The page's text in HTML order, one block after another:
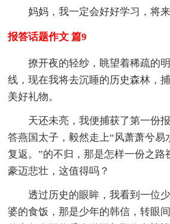
妈妈，我一定会好好学习，将来
报答话题作文 篇9
撩开夜的轻纱，眺望着稀疏的明
线，现在我将去沉睡的历史森林，
美好礼物。
天还未亮，我便捕获了第一份报
答燕国太子，毅然走上“风萧萧兮易
复返。”的不归，那是怎样一份之路
豪迈悲壮，这值得吗？
透过历史的眼眸，我看到一位少
婆的食饭，那是少年的韩信，转眼